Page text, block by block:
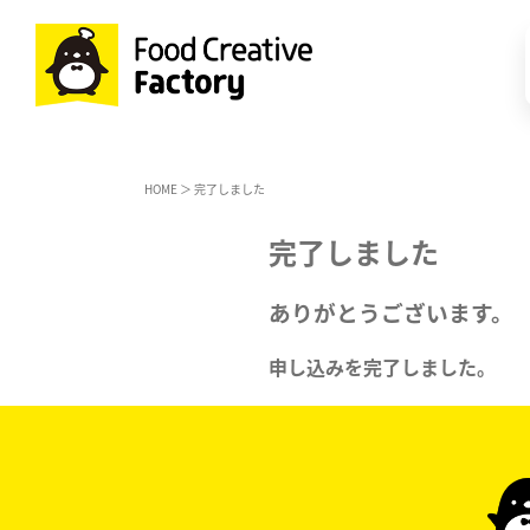
HOME ＞ 完了しました
完了しました
ありがとうございます。
申し込みを完了しました。